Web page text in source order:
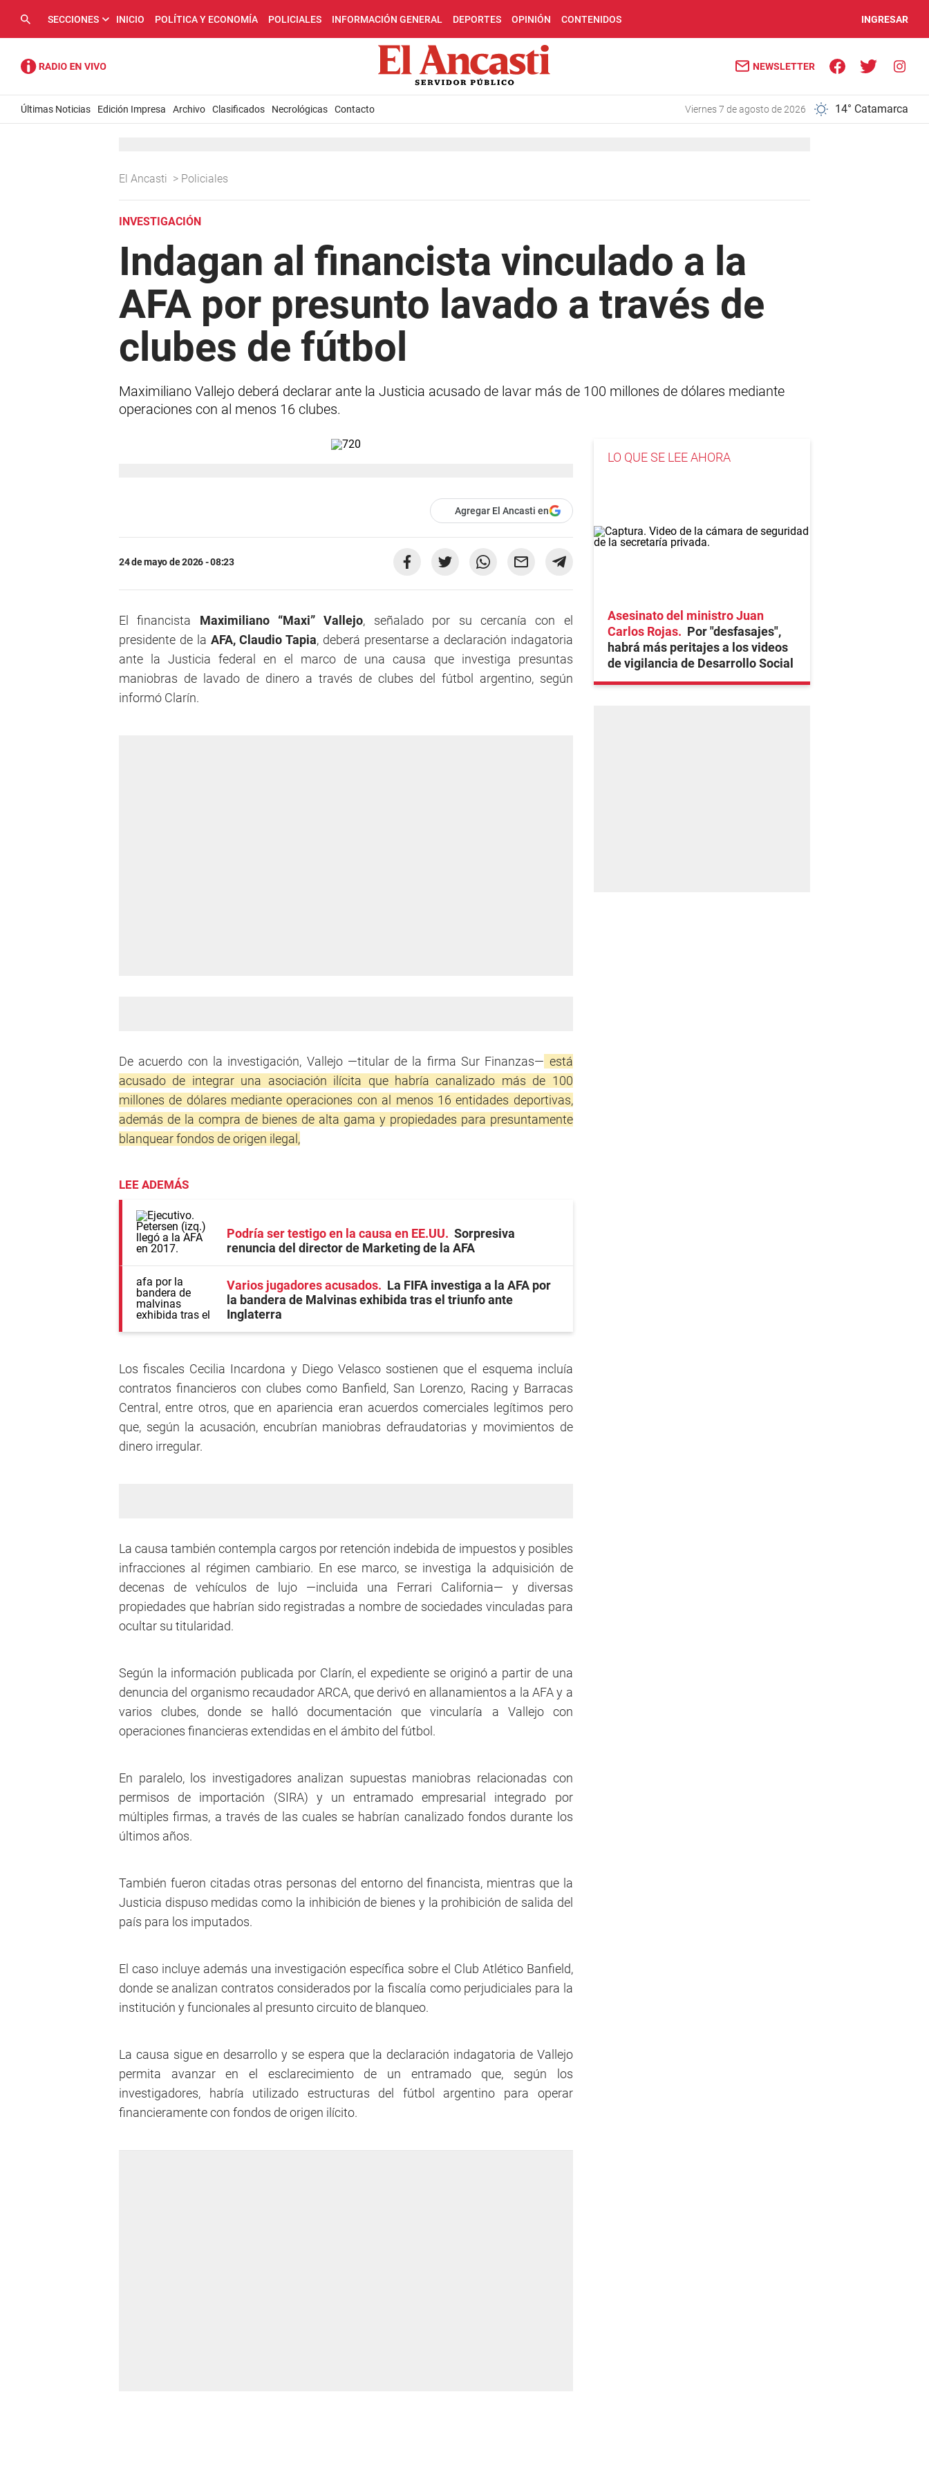
SECCIONES INICIO POLÍTICA Y ECONOMÍA POLICIALES INFORMACIÓN GENERAL DEPORTES OPINIÓN CONTENIDOS INGRESAR
NEWSLETTER
Últimas Noticias Edición Impresa Archivo Clasificados Necrológicas Contacto viernes 7 de agosto de 2026 14° Catamarca
El Ancasti > Policiales
INVESTIGACIÓN
Indagan al financista vinculado a la
AFA por presunto lavado a través de
clubes de fútbol
Maximiliano Vallejo deberá declarar ante la Justicia acusado de lavar más de 100 millones de dólares mediante
operaciones con al menos 16 clubes.
Agregar El Ancasti en
24 de mayo de 2026 - 08:23
El financista Maximiliano “Maxi” Vallejo, señalado por su cercanía con el
presidente de la AFA, Claudio Tapia, deberá presentarse a declaración indagatoria
ante la Justicia federal en el marco de una causa que investiga presuntas
maniobras de lavado de dinero a través de clubes del fútbol argentino, según
informó Clarín.
De acuerdo con la investigación, Vallejo —titular de la firma Sur Finanzas— está
acusado de integrar una asociación ilícita que habría canalizado más de 100
millones de dólares mediante operaciones con al menos 16 entidades deportivas,
además de la compra de bienes de alta gama y propiedades para presuntamente
blanquear fondos de origen ilegal,
LEE ADEMÁS
Podría ser testigo en la causa en EE.UU
Sorpresiva
renuncia del director de Marketing de la AFA
Varios jugadores acusados
La FIFA investiga a la AFA por
la bandera de Malvinas exhibida tras el triunfo ante
Inglaterra
Los fiscales Cecilia Incardona y Diego Velasco sostienen que el esquema incluía
contratos financieros con clubes como Banfield, San Lorenzo, Racing y Barracas
Central, entre otros, que en apariencia eran acuerdos comerciales legítimos pero
que, según la acusación, encubrían maniobras defraudatorias y movimientos de
dinero irregular.
La causa también contempla cargos por retención indebida de impuestos y posibles
infracciones al régimen cambiario. En ese marco, se investiga la adquisición de
decenas de vehículos de lujo —incluida una Ferrari California— y diversas
propiedades que habrían sido registradas a nombre de sociedades vinculadas para
ocultar su titularidad.
Según la información publicada por Clarín, el expediente se originó a partir de una
denuncia del organismo recaudador ARCA, que derivó en allanamientos a la AFA y a
varios clubes, donde se halló documentación que vincularía a Vallejo con
operaciones financieras extendidas en el ámbito del fútbol.
En paralelo, los investigadores analizan supuestas maniobras relacionadas con
permisos de importación (SIRA) y un entramado empresarial integrado por
múltiples firmas, a través de las cuales se habrían canalizado fondos durante los
últimos años.
También fueron citadas otras personas del entorno del financista, mientras que la
Justicia dispuso medidas como la inhibición de bienes y la prohibición de salida del
país para los imputados.
El caso incluye además una investigación específica sobre el Club Atlético Banfield,
donde se analizan contratos considerados por la fiscalía como perjudiciales para la
institución y funcionales al presunto circuito de blanqueo.
La causa sigue en desarrollo y se espera que la declaración indagatoria de Vallejo
permita avanzar en el esclarecimiento de un entramado que, según los
investigadores, habría utilizado estructuras del fútbol argentino para operar
financieramente con fondos de origen ilícito.
LO QUE SE LEE AHORA
Asesinato del ministro Juan
Carlos Rojas
Por "desfasajes",
habrá más peritajes a los videos
de vigilancia de Desarrollo Social